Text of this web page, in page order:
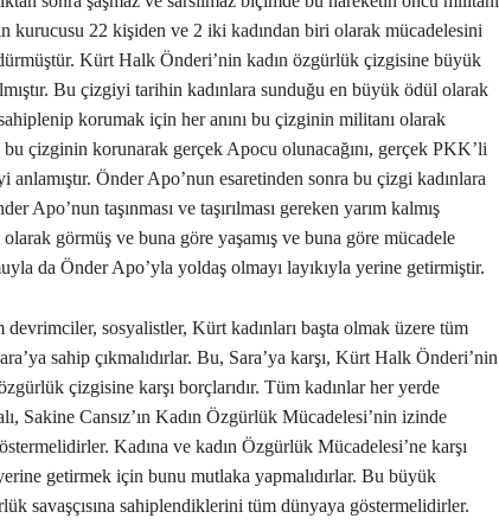
kurucusu 22 kişiden ve 2 iki kadından biri olarak mücadelesini
Kürt Halk Önderi’nin kadın özgürlük çizgisine büyük
Bu çizgiyi tarihin kadınlara sunduğu en büyük ödül olarak
korumak için her anını bu çizginin militanı olarak
bu çizginin korunarak gerçek Apocu olunacağını, gerçek PKK’li
anlamıştır. Önder Apo’nun esaretinden sonra bu çizgi kadınlara
Apo’nun taşınması ve taşırılması gereken yarım kalmış
olarak görmüş ve buna göre yaşamış ve buna göre mücadele
da Önder Apo’yla yoldaş olmayı layıkıyla yerine getirmiştir.
devrimciler, sosyalistler, Kürt kadınları başta olmak üzere tüm
sahip çıkmalıdırlar. Bu, Sara’ya karşı, Kürt Halk Önderi’nin
çizgisine karşı borçlarıdır. Tüm kadınlar her yerde
Sakine Cansız’ın Kadın Özgürlük Mücadelesi’nin izinde
Kadına ve kadın Özgürlük Mücadelesi’ne karşı
getirmek için bunu mutlaka yapmalıdırlar. Bu büyük
savaşçısına sahiplendiklerini tüm dünyaya göstermelidirler.